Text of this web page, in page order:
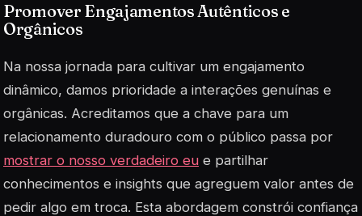
Promover Engajamentos Autênticos e
Orgânicos
Na nossa jornada para cultivar um engajamento
dinâmico, damos prioridade a interações genuínas e
orgânicas. Acreditamos que a chave para um
relacionamento duradouro com o público passa por
mostrar o nosso verdadeiro eu e partilhar
conhecimentos e insights que agreguem valor antes de
pedir algo em troca. Esta abordagem constrói confiança